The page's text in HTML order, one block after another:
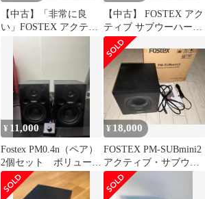
【中古】「非常に良
い」FOSTEX アクティ
SUBmini2
【中古】 FOSTEX アク
ティブ サブウーハー
PM-SUBmini2
¥ 11,000
Fostex PM0.4n（ペア）
2個セット ボリューム
コントローラー付き
¥18,000
FOSTEX PM-SUBmini2
アクティブ・サブウー
ハー